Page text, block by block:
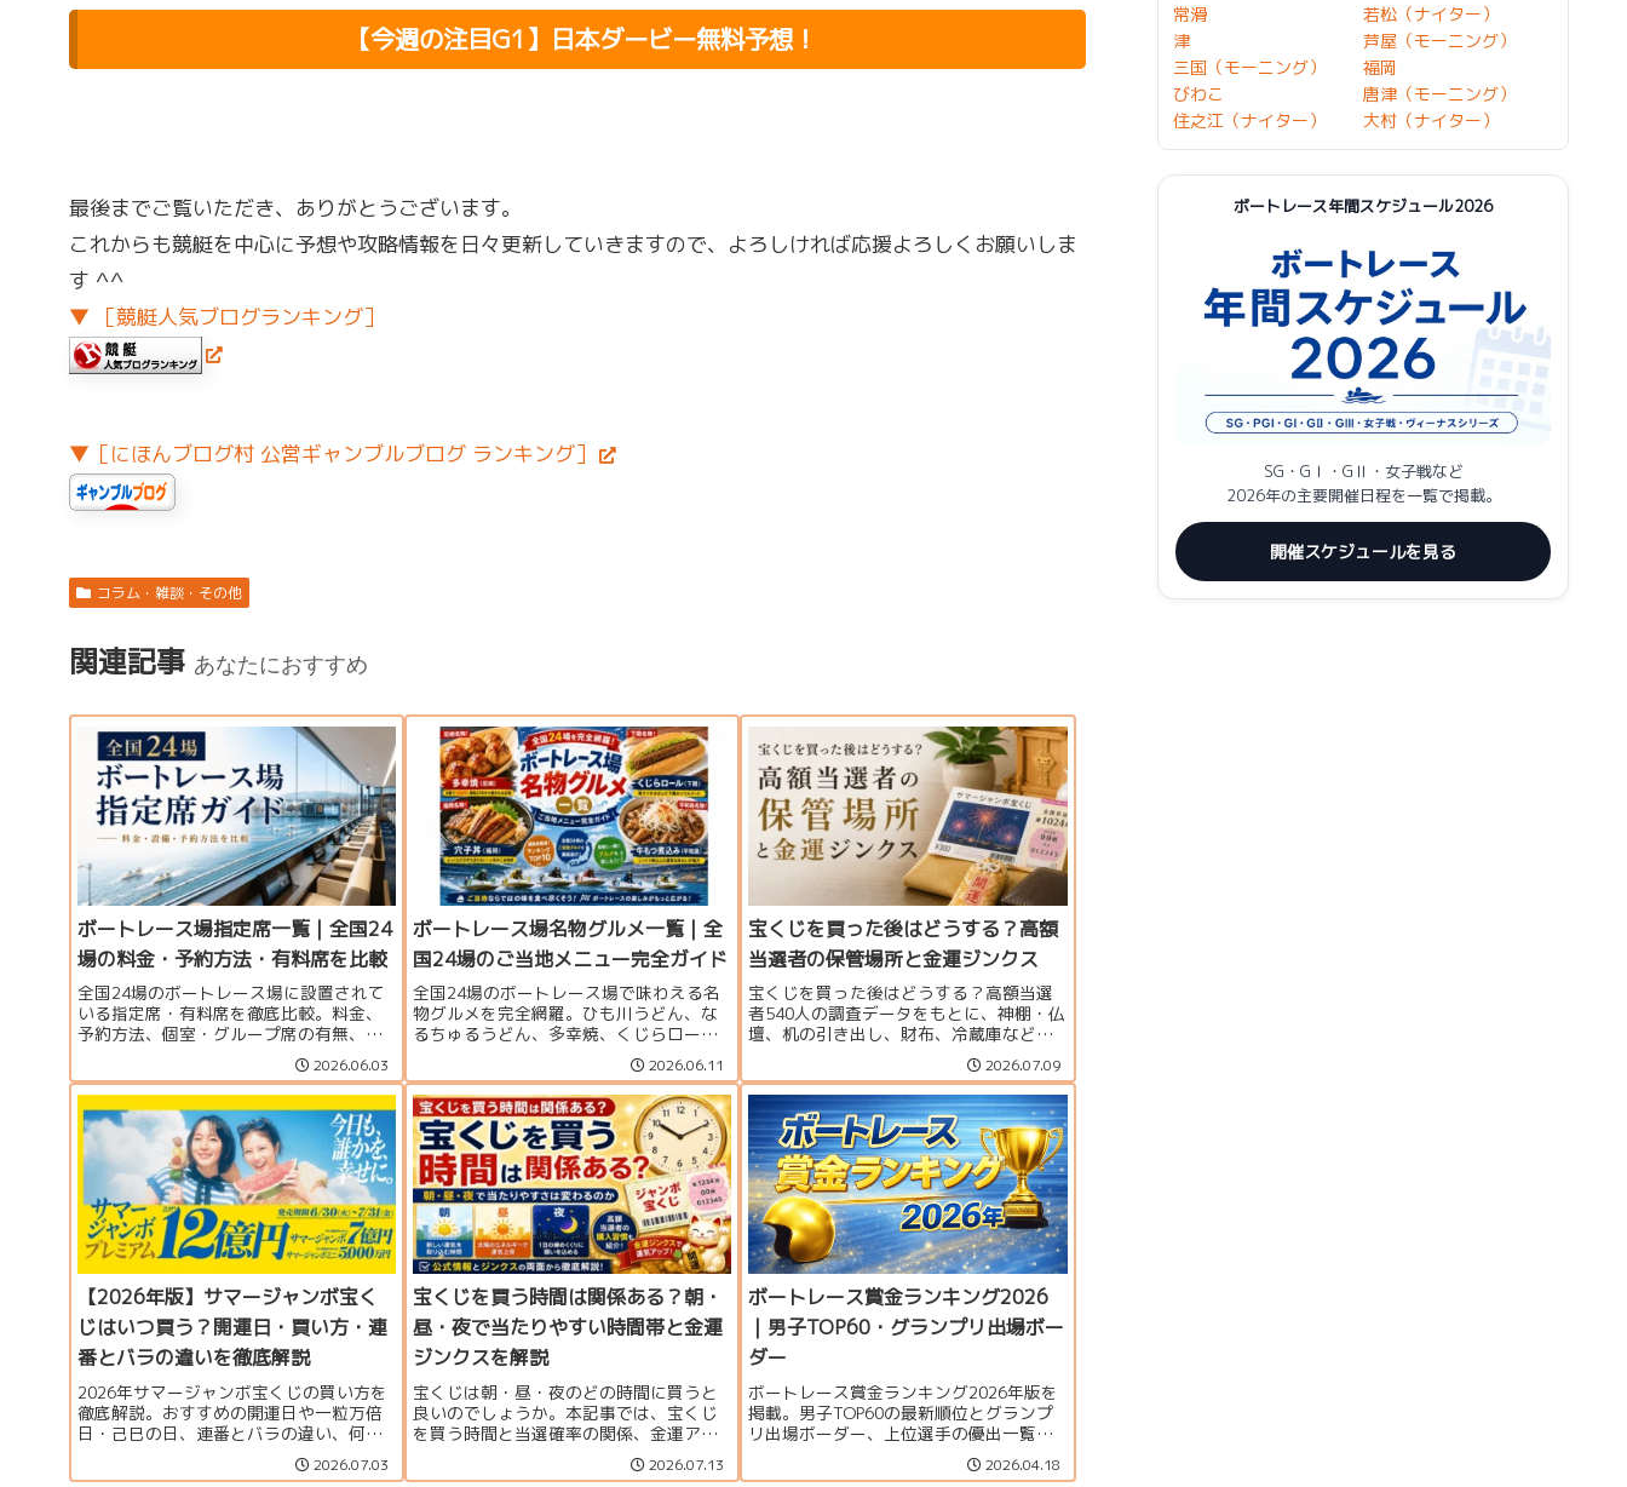
【今週の注目G1】日本ダービー無料予想！
最後までご覧いただき、ありがとうございます。
これからも競艇を中心に予想や攻略情報を日々更新していきますので、よろしければ応援よろしくお願いしま
す ^^
▼ ［競艇人気ブログランキング］
▼［にほんブログ村 公営ギャンブルブログ ランキング］
コラム・雑談・その他
関連記事 あなたにおすすめ
ボートレース場指定席一覧｜全国24
場の料金・予約方法・有料席を比較
全国24場のボートレース場に設置されて
いる指定席・有料席を徹底比較。料金、
予約方法、個室・グループ席の有無、サ
ービス内容を一覧で紹介します。豪華な
VIPルームから格安指定席まで、観戦スタ
イルに合った座席選びに役立つ完全ガイ
ドです。
2026.06.03
ボートレース場名物グルメ一覧｜全
国24場のご当地メニュー完全ガイド
全国24場のボートレース場で味わえる名
物グルメを完全網羅。ひも川うどん、な
るちゅるうどん、多幸焼、くじらロール
など、ご当地メニューや編集部おすすめ
ランキングを紹介します。
2026.06.11
宝くじを買った後はどうする？高額
当選者の保管場所と金運ジンクス
宝くじを買った後はどうする？高額当選
者540人の調査データをもとに、神棚・仏
壇、机の引き出し、財布、冷蔵庫など実
際の保管場所を紹介。宝くじの置き場所
や購入後に試したい金運ジンクス、当選
確認から換金までの注意点も解説しま
す。
2026.07.09
【2026年版】サマージャンボ宝く
じはいつ買う？開運日・買い方・連
番とバラの違いを徹底解説
2026年サマージャンボ宝くじの買い方を
徹底解説。おすすめの開運日や一粒万倍
日・己巳の日、連番とバラの違い、何枚
買うのがおすすめか、プレミアム・ミニ
との比較、当せん確率まで分かりやすく
2026.07.03
宝くじを買う時間は関係ある？朝・
昼・夜で当たりやすい時間帯と金運
ジンクスを解説
宝くじは朝・昼・夜のどの時間に買うと
良いのでしょうか。本記事では、宝くじ
を買う時間と当選確率の関係、金運アッ
プのジンクス、一粒万倍日や天赦日との
組み合わせ、購入時のポイントを分かり
2026.07.13
ボートレース賞金ランキング2026
｜男子TOP60・グランプリ出場ボー
ダー
ボートレース賞金ランキング2026年版を
掲載。男子TOP60の最新順位とグランプ
リ出場ボーダー、上位選手の優出一覧を
2026.04.18
常滑
津
三国（モーニング）
びわこ
住之江（ナイター）
若松（ナイター）
芦屋（モーニング）
福岡
唐津（モーニング）
大村（ナイター）
ボートレース年間スケジュール2026
SG・GⅠ・GⅡ・女子戦など
2026年の主要開催日程を一覧で掲載。
開催スケジュールを見る